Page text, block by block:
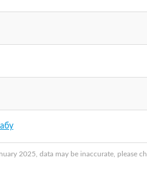
2025, data may be inaccurate, please